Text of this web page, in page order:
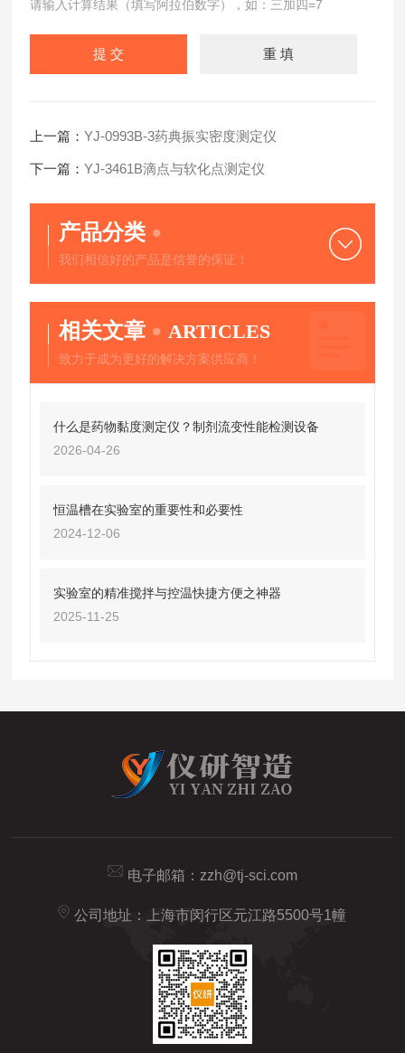
请输入计算结果（填写阿拉伯数字），如：三加四=7
上一篇：YJ-0993B-3药典振实密度测定仪
下一篇：YJ-3461B滴点与软化点测定仪
产品分类
我们相信好的产品是信誉的保证！
相关文章 ARTICLES
致力于成为更好的解决方案供应商！
什么是药物黏度测定仪？制剂流变性能检测设备
2026-04-26
恒温槽在实验室的重要性和必要性
2024-12-06
实验室的精准搅拌与控温快捷方便之神器
2025-11-25
电子邮箱： zzh@tj-sci.com
公司地址：上海市闵行区元江路5500号1幢